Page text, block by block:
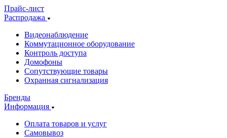
Прайс-лист
Распродажа
Видеонаблюдение
Коммутационное оборудование
Контроль доступа
Домофоны
Сопутствующие товары
Охранная сигнализация
Бренды
Информация
Оплата товаров и услуг
Самовывоз